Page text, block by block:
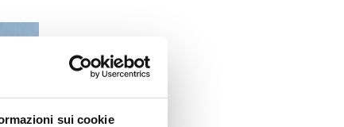
sui cookie